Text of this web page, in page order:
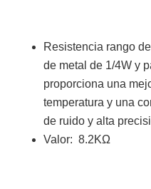
Resistencia rango
de metal de 1/4W y
proporciona una
temperatura y una
de ruido y alta
Valor: 8.2KΩ